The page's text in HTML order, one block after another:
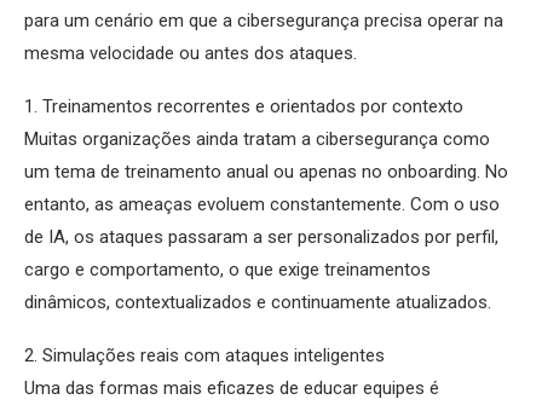
para um cenário em que a cibersegurança precisa operar na
mesma velocidade ou antes dos ataques.
1. Treinamentos recorrentes e orientados por contexto
Muitas organizações ainda tratam a cibersegurança como
um tema de treinamento anual ou apenas no onboarding. No
entanto, as ameaças evoluem constantemente. Com o uso
de IA, os ataques passaram a ser personalizados por perfil,
cargo e comportamento, o que exige treinamentos
dinâmicos, contextualizados e continuamente atualizados.
2. Simulações reais com ataques inteligentes
Uma das formas mais eficazes de educar equipes é